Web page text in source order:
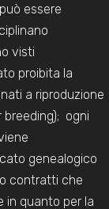
essere
visti
proibita la
a riproduzione
breeding); ogni
genealogico
contratti che
in quanto per la